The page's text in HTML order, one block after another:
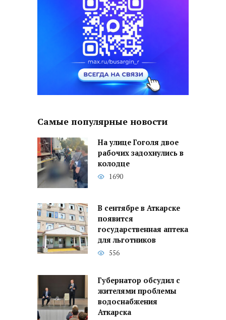
Самые популярные новости
На улице Гоголя двое
рабочих задохнулись в
колодце
1690
В сентябре в Аткарске
появится
государственная аптека
для льготников
556
Губернатор обсудил с
жителями проблемы
водоснабжения
Аткарска